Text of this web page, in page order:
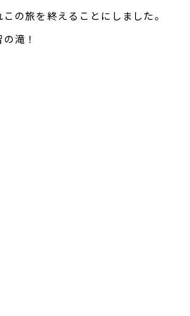
の旅を終えることにしました。
滝！